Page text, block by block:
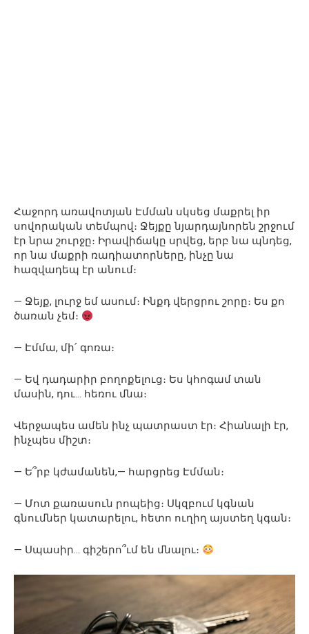
Հաջորդ առավոտյան Էմման սկսեց մաքրել իր
սովորական տեմպով։ Ջեյքը նյարդայնորեն շրջում
էր նրա շուրջը։ Իրավիճակը սրվեց, երբ նա պնդեց,
որ նա մաքրի ռադիատորները, ինչը նա
հազվադեպ էր անում։
— Ջեյք, լուրջ եմ ասում։ Ինքդ վերցրու շորը։ Ես քո
ծառան չեմ։
— Էմմա, մի՛ գոռա։
— Եվ դադարիր բողոքելուց։ Ես կհոգամ տան
մասին, դու… հեռու մնա։
Վերջապես ամեն ինչ պատրաստ էր։ Հիանալի էր,
ինչպես միշտ։
— Ե՞րբ կժամանեն,— հարցրեց Էմման։
— Մոտ քառասուն րոպեից։ Սկզբում կգնան
գնումներ կատարելու, հետո ուղիղ այստեղ կգան։
— Սպասիր… գիշերո՞ւմ են մնալու։